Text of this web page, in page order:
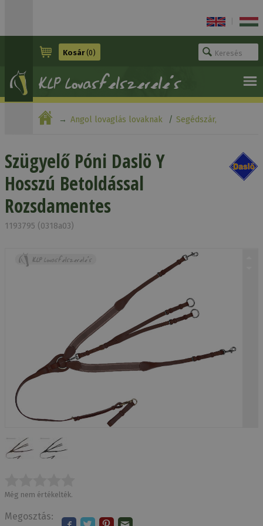
Kosár(0)
Angol lovaglás lovaknak Segédszár,
Rozsdamentes
Szügyelő Póni Daslö Y
Hosszú Betoldással
Rozsdamentes
1193795 (0318a03)
Még nem értékelték.
Megosztás: